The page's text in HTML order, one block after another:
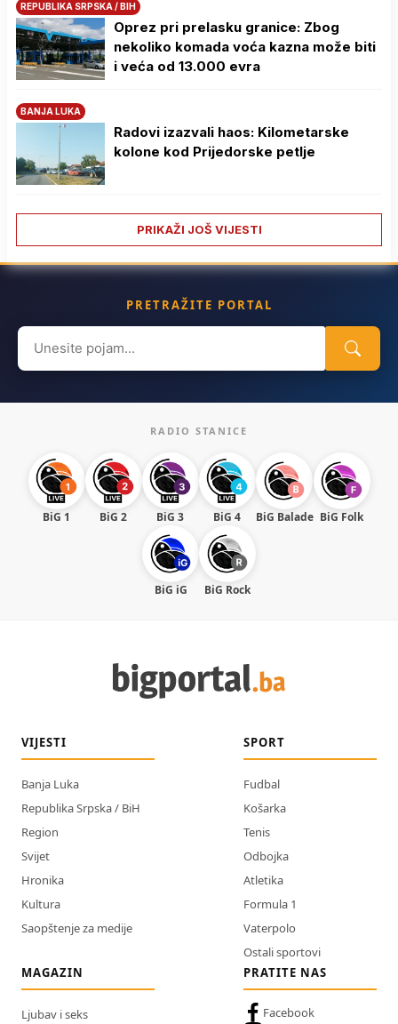
REPUBLIKA SRPSKA / BIH
Oprez pri prelasku granice: Zbog
nekoliko komada voća kazna može biti
i veća od 13.000 evra
BANJA LUKA
Radovi izazvali haos: Kilometarske
kolone kod Prijedorske petlje
PRIKAŽI JOŠ VIJESTI
PRETRAŽITE PORTAL
Search
for:
RADIO STANICE
BiG 1 BiG 2 BiG 3 BiG 4 BiG Balade BiG Folk
BiG iG BiG Rock
VIJESTI
Banja Luka
Republika Srpska / BiH
Region
Svijet
Hronika
Kultura
Saopštenje za medije
SPORT
Fudbal
Košarka
Tenis
Odbojka
Atletika
Formula 1
Vaterpolo
Ostali sportovi
MAGAZIN
Ljubav i seks
PRATITE NAS
Facebook